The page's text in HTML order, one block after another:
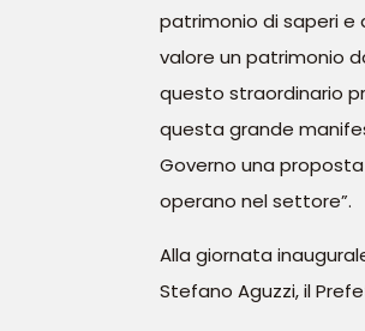
patrimonio di saperi e
valore un patrimonio
questo straordinario
questa grande
Governo una
operano nel settore”.
Alla giornata
Stefano Aguzzi, il